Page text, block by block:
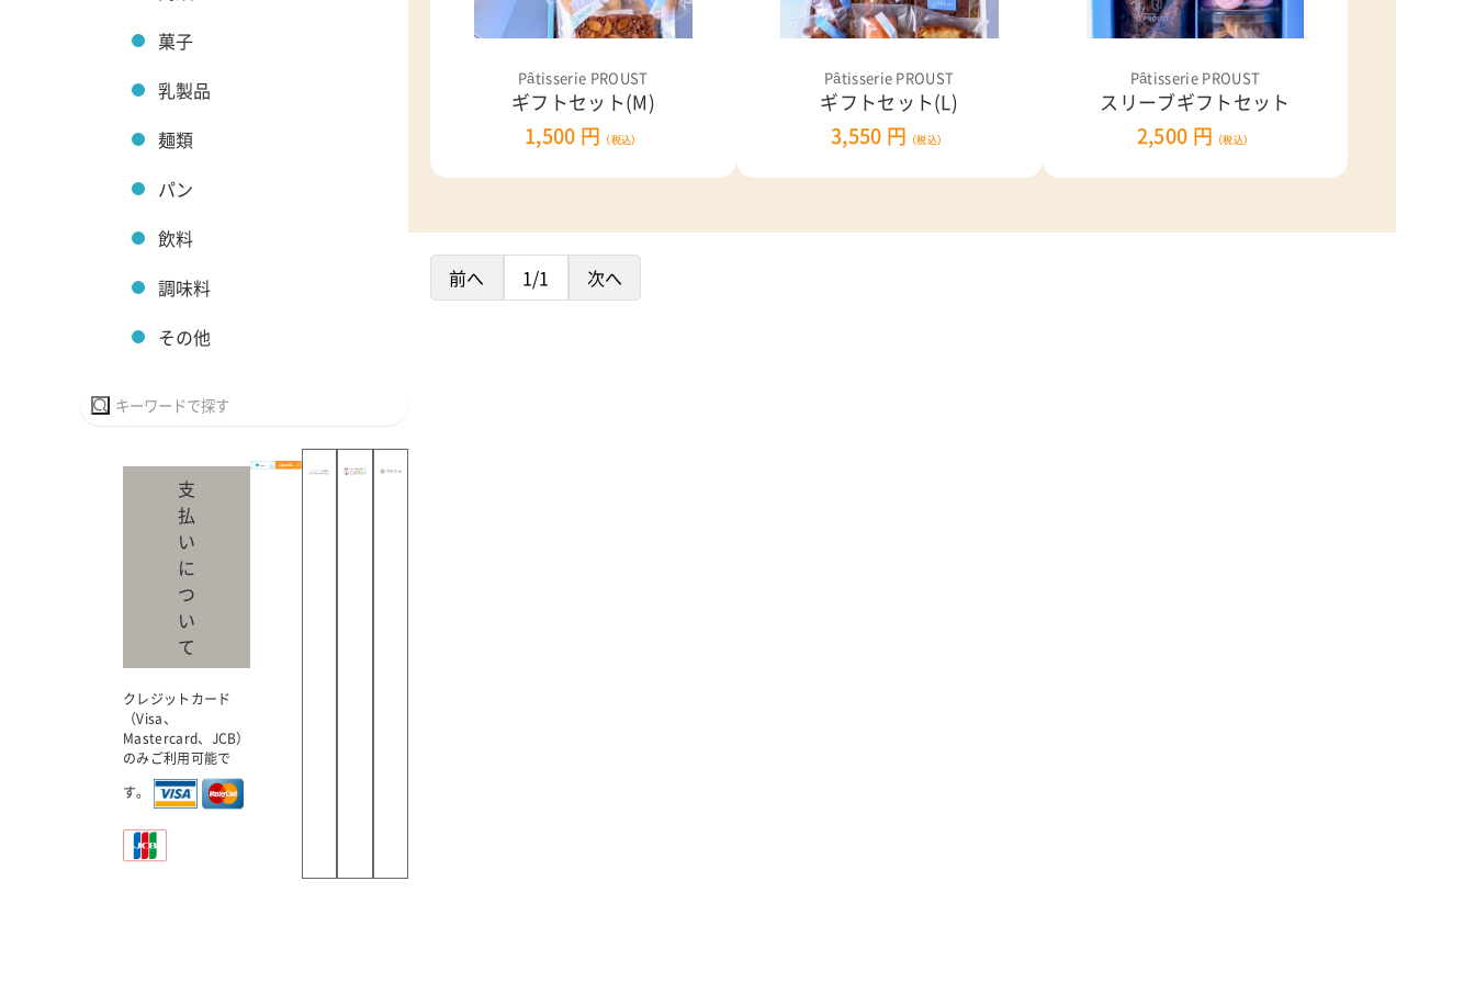
Pâtisserie PROUST
ギフトセット(M)
1,500 円 （税込）
Pâtisserie PROUST
ギフトセット(L)
3,550 円 （税込）
Pâtisserie PROUST
スリーブギフトセット
2,500 円 （税込）
前へ 1/1 次へ
菓子
乳製品
麺類
パン
飲料
調味料
その他
支
払
い
に
つ
い
て
クレジットカード
（Visa、
Mastercard、JCB）
のみご利用可能で
す。